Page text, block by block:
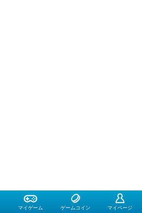
マイゲーム ゲームコイン マイページ